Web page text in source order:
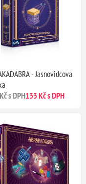
- Jasnovidcova
s DPH133 Kč s DPH